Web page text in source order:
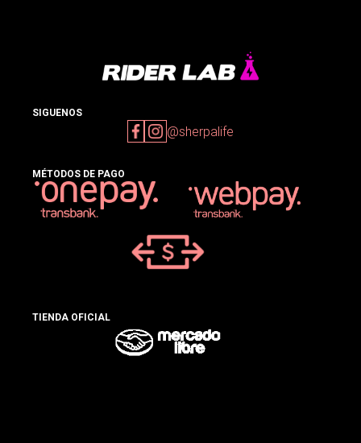
SIGUENOS
@sherpalife
MÉTODOS DE PAGO
TIENDA OFICIAL